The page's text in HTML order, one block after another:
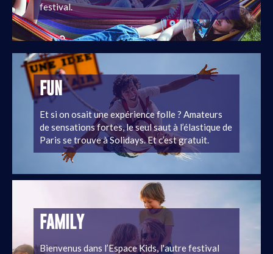
festival.
FUN
Et si on osait une expérience folle ? Amateurs
de sensations fortes, le seul saut à l’élastique de
Paris se trouve à Solidays. Et c’est gratuit.
FAMILY
Bienvenus dans l’Espace Kids, l'autre festival